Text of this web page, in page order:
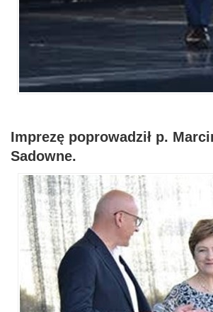
Imprezę poprowadził p.
Sadowne.